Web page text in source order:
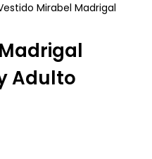
Mirabel Madrigal
Adulto